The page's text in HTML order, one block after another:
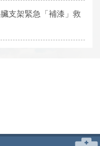
支架緊急「補漆」救